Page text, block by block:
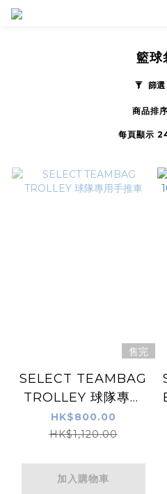
籃球
篩選
商品排序
每頁顯示
售完
SELECT TEAMBAG
TROLLEY 球隊專用
手推車
HK$800.00
HK$1,120.00
加入購物車